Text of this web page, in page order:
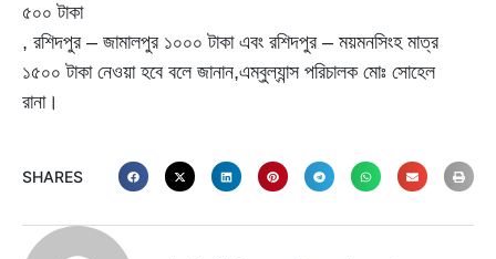
৫০০ টাকা
, রশিদপুর – জামালপুর ১০০০ টাকা এবং রশিদপুর – ময়মনসিংহ মাত্র
১৫০০ টাকা নেওয়া হবে বলে জানান,এম্বুল্যান্স পরিচালক মোঃ সোহেল
রানা।
SHARES